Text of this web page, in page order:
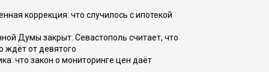
коррекция: что случилось с ипотекой
Думы закрыт. Севастополь считает, что
ждёт от девятого
что закон о мониторинге цен даёт